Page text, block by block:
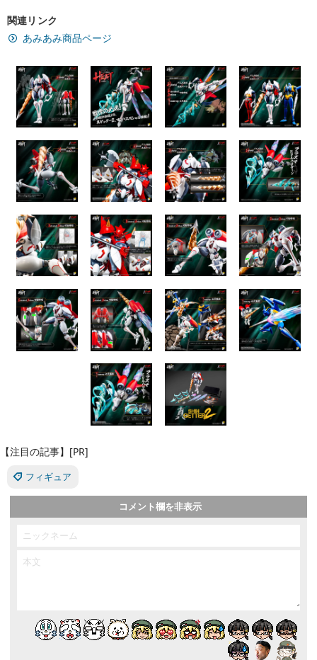
関連リンク
あみあみ商品ページ
【注目の記事】[PR]
フィギュア
コメント欄を非表示